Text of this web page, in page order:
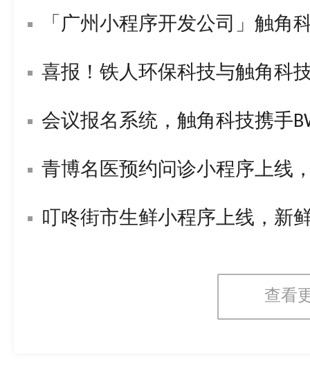
「广州小程序开发公司」触角
喜报！铁人环保科技与触角科技签署
会议报名系统，触角科技携手BWL
青博名医预约问诊小程序上线
叮咚街市生鲜小程序上线，新
查看